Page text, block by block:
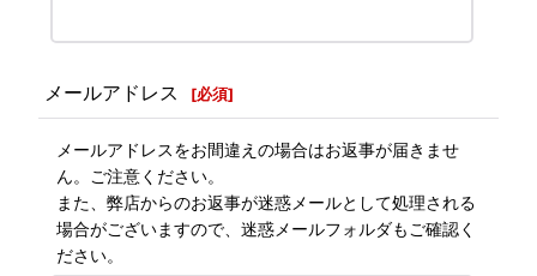
メールアドレス [必須]
メールアドレスをお間違えの場合はお返事が届きませ
ん。ご注意ください。
また、弊店からのお返事が迷惑メールとして処理される
場合がございますので、迷惑メールフォルダもご確認く
ださい。